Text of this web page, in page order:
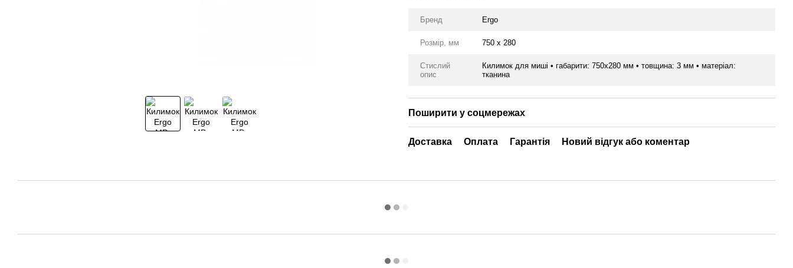
Бренд Ergo
Розмір, мм 750 x 280
Стислий
опис
Килимок для миші • габарити: 750х280 мм • товщина: 3 мм • матеріал:
тканина
Поширити у соцмережах
Доставка Оплата Гарантія Новий відгук або коментар